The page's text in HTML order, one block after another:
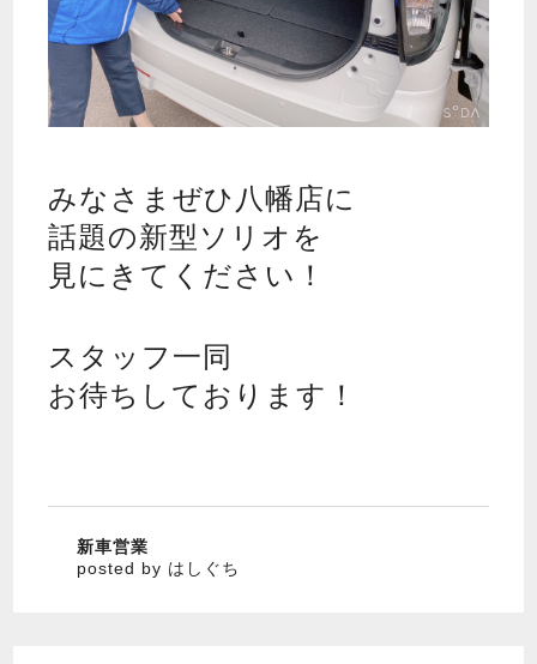
みなさまぜひ八幡店に
話題の新型ソリオを
見にきてください！
スタッフ一同
お待ちしております！
新車営業
posted by はしぐち